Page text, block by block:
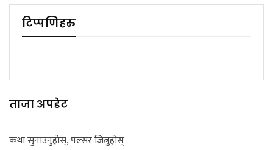
टिप्पणिहरु
ताजा अपडेट
कथा सुनाउनुहोस्, पल्सर जित्नुहोस्